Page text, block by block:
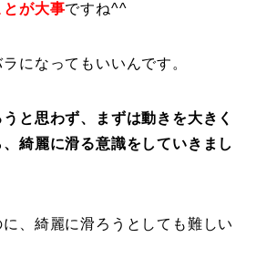
とが大事ですね^^
になってもいいんです。
と思わず、まずは動きを大きく
綺麗に滑る意識をしていきまし
、綺麗に滑ろうとしても難しい